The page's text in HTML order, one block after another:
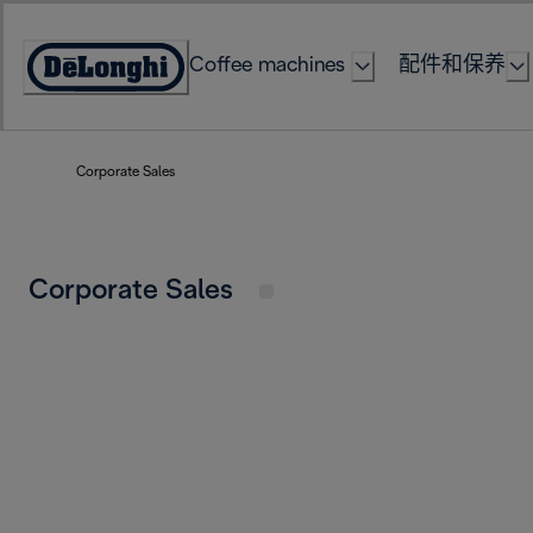
Content
Accessibility
Coffee machines 配件和保养
Corporate Sales
Corporate Sales